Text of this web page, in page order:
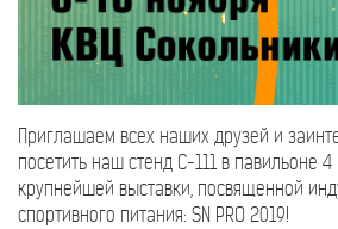
Приглашаем всех наших друзей и
посетить наш стенд С-111 в павильоне
крупнейшей выставки, посвященной
спортивного питания: SN PRO 2019!